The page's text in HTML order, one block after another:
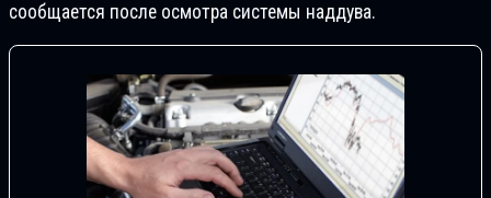
сообщается после осмотра системы наддува.